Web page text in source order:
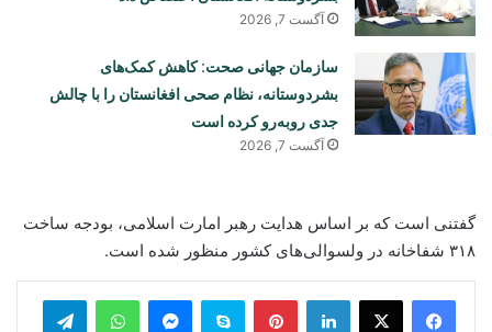
آگست 7, 2026
سازمان جهانی صحت: کاهش کمک‌های
بشردوستانه، نظام صحی افغانستان را با چالش
جدی روبه‌رو کرده است
آگست 7, 2026
گفتنی است که بر اساس هدایت رهبر امارت اسلامی، بودجه ساخت
۳۱۸ شفاخانه در ولسوالی‌های کشور منظور شده است.
LinkedIn
Pinterest
Skype
Messenger
WhatsApp